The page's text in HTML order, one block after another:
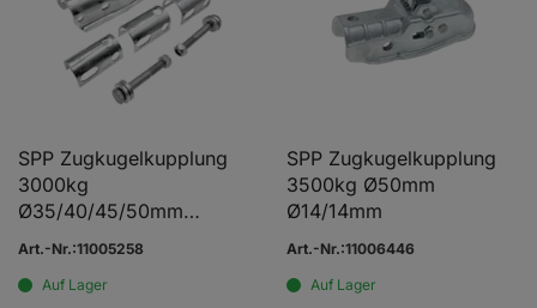
SPP Zugkugelkupplung
3000kg
Ø35/40/45/50mm
Ø12/12/12mm
Art.-Nr.:11005258
Auf Lager
SPP Zugkugelkupplung
3500kg Ø50mm
Ø14/14mm
Art.-Nr.:11006446
Auf Lager